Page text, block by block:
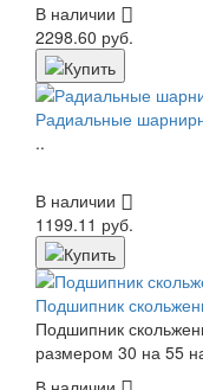
В наличии
2298.60 руб.
Радиальные
..
В наличии
1199.11 руб.
Подшипник
Подшипник
размером 30 на 55